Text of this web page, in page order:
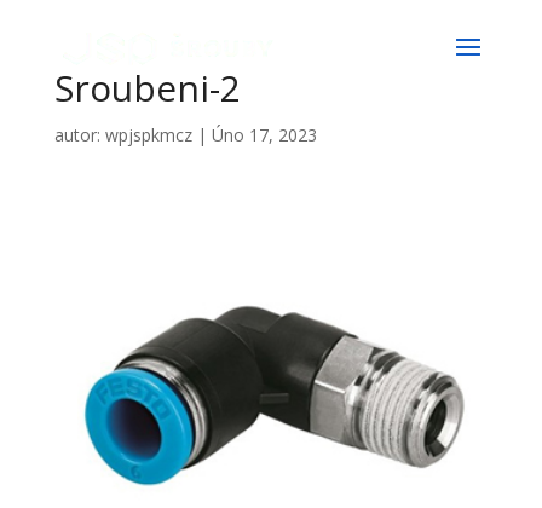
Sroubeni-2
autor: wpjspkmcz| Úno 17, 2023